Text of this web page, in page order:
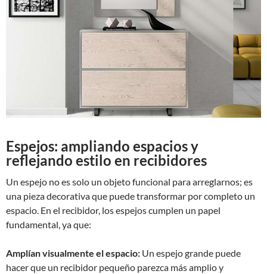
Espejos: ampliando espacios y
reflejando estilo en recibidores
Un espejo no es solo un objeto funcional para arreglarnos; es
una pieza decorativa que puede transformar por completo un
espacio. En el recibidor, los espejos cumplen un papel
fundamental, ya que:
Amplían visualmente el espacio: Un espejo grande puede
hacer que un recibidor pequeño parezca más amplio y